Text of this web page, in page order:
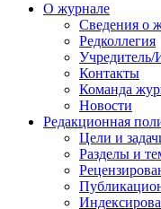
О журнале
Сведения о
Редколлегия
Учредитель/
Контакты
Команда
Новости
Редакционная
Цели и
Разделы и